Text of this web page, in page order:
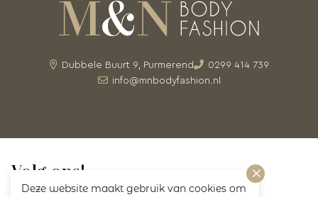
Deze website maakt gebruik van cookies om
Dubbele Buurt 9, Purmerend
0299 414 739
info@mnbodyfashion.nl
Volg ons!